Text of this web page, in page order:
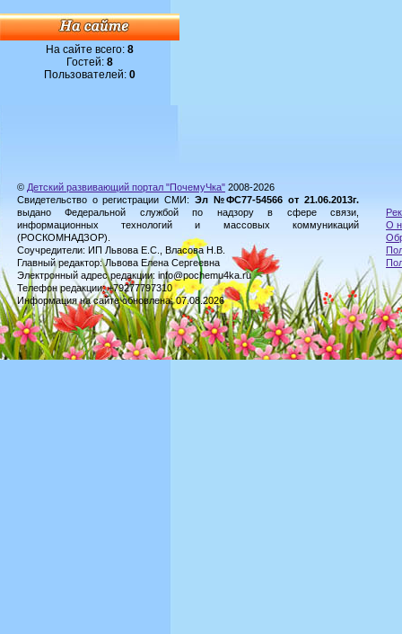
На сайте всего: 8
Гостей: 8
Пользователей: 0
© Детский развивающий портал "ПочемуЧка" 2008-2026
Свидетельство о регистрации СМИ: Эл №ФС77-54566 от 21.06.2013г.
выдано Федеральной службой по надзору в сфере связи,
информационных технологий и массовых коммуникаций
(РОСКОМНАДЗОР).
Соучредители: ИП Львова Е.С., Власова Н.В.
Главный редактор: Львова Елена Сергеевна
Электронный адрес редакции: info@pochemu4ka.ru
Телефон редакции: +79277797310
Информация на сайте обновлена: 07.08.2026
О